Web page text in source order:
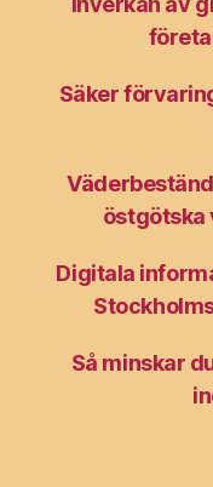
Säker
östgötska
Digitala
Så minskar